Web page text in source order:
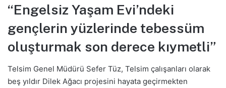
“Engelsiz Yaşam Evi’ndeki
gençlerin yüzlerinde tebessüm
oluşturmak son derece kıymetli”
Telsim Genel Müdürü Sefer Tüz, Telsim çalışanları olarak
beş yıldır Dilek Ağacı projesini hayata geçirmekten